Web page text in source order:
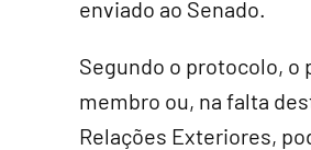
enviado ao Senado.
Segundo o protocolo, o
membro ou, na falta
Relações Exteriores,